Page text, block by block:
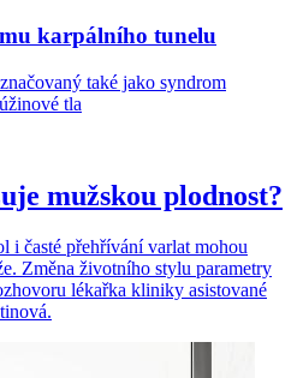
karpálního tunelu
také jako syndrom
tla
mužskou plodnost?
i časté přehřívání varlat mohou
Změna životního stylu parametry
lékařka kliniky asistované